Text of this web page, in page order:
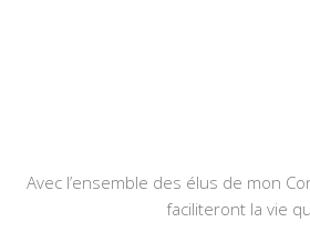
Avec l’ensemble des élus de mon
faciliteront la vie